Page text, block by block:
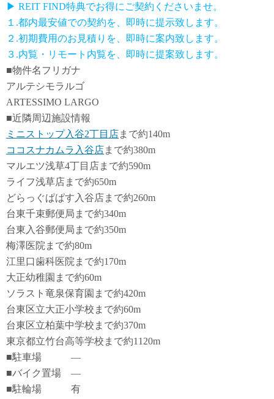
▶ REIT FIND特典でお得にご契約くださいませ。
１.都内最安値での契約を、即時に提示致します。
２.初期費用のお見積りを、即時に案内致します。
３.内覧・リモート内覧を、即時に提案致します。
■物件名フリガナ
アルテシモラルゴ
ARTESSIMO LARGO
■近隣周辺施設情報
ミニストップ入谷2丁目店まで約140m
ココスナカムラ入谷店まで約380m
マルエツ浅草4丁目店まで約590m
ライフ浅草店まで約650m
どらっぐぱぱす入谷店まで約260m
台東千束郵便局まで約340m
台東入谷郵便局まで約350m
梅澤医院まで約80m
江里口歯科医院まで約170m
大正幼稚園まで約60m
ソラスト竜泉保育園まで約420m
台東区立大正小学校まで約60m
台東区立柏葉中学校まで約370m
東京都立竹台高等学校まで約1120m
■駐車場 ―
■バイク置場 ―
■駐輪場 有